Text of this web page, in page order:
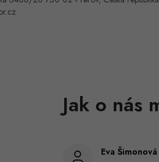
Eva Šimonová